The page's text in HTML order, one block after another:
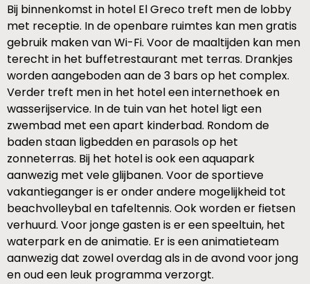
Bij binnenkomst in hotel El Greco treft men de lobby
met receptie. In de openbare ruimtes kan men gratis
gebruik maken van Wi-Fi. Voor de maaltijden kan men
terecht in het buffetrestaurant met terras. Drankjes
worden aangeboden aan de 3 bars op het complex.
Verder treft men in het hotel een internethoek en
wasserijservice. In de tuin van het hotel ligt een
zwembad met een apart kinderbad. Rondom de
baden staan ligbedden en parasols op het
zonneterras. Bij het hotel is ook een aquapark
aanwezig met vele glijbanen. Voor de sportieve
vakantieganger is er onder andere mogelijkheid tot
beachvolleybal en tafeltennis. Ook worden er fietsen
verhuurd. Voor jonge gasten is er een speeltuin, het
waterpark en de animatie. Er is een animatieteam
aanwezig dat zowel overdag als in de avond voor jong
en oud een leuk programma verzorgt.